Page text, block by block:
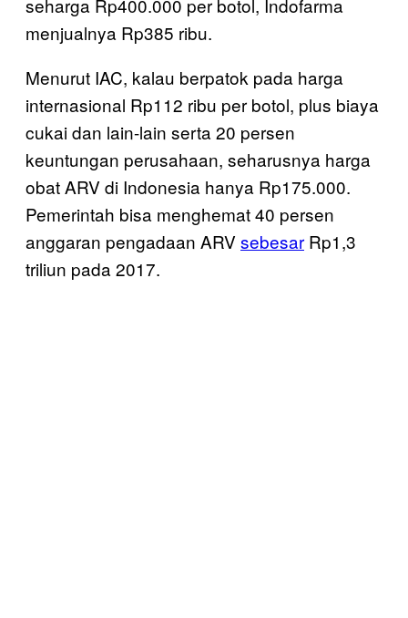
menjualnya Rp385 ribu.
Menurut IAC, kalau berpatok pada harga
internasional Rp112 ribu per botol, plus biaya
cukai dan lain-lain serta 20 persen
keuntungan perusahaan, seharusnya harga
obat ARV di Indonesia hanya Rp175.000.
Pemerintah bisa menghemat 40 persen
anggaran pengadaan ARV sebesar Rp1,3
triliun pada 2017.